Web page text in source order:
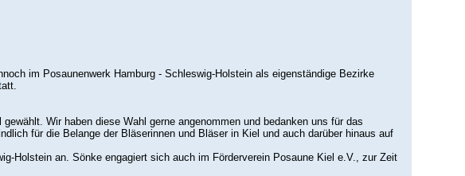
im Posaunenwerk Hamburg - Schleswig-Holstein als eigenständige Bezirke
Wir haben diese Wahl gerne angenommen und bedanken uns für das
für die Belange der Bläserinnen und Bläser in Kiel und auch darüber hinaus auf
Holstein an. Sönke engagiert sich auch im Förderverein Posaune Kiel e.V., zur Zeit